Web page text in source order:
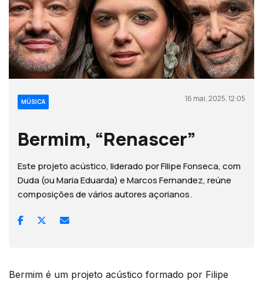
MÚSICA 16 mai, 2025, 12:05
Bermim, “Renascer”
Este projeto acústico, liderado por Filipe Fonseca, com
Duda (ou Maria Eduarda) e Marcos Fernandez, reúne
composições de vários autores açorianos.
Bermim é um projeto acústico formado por Filipe